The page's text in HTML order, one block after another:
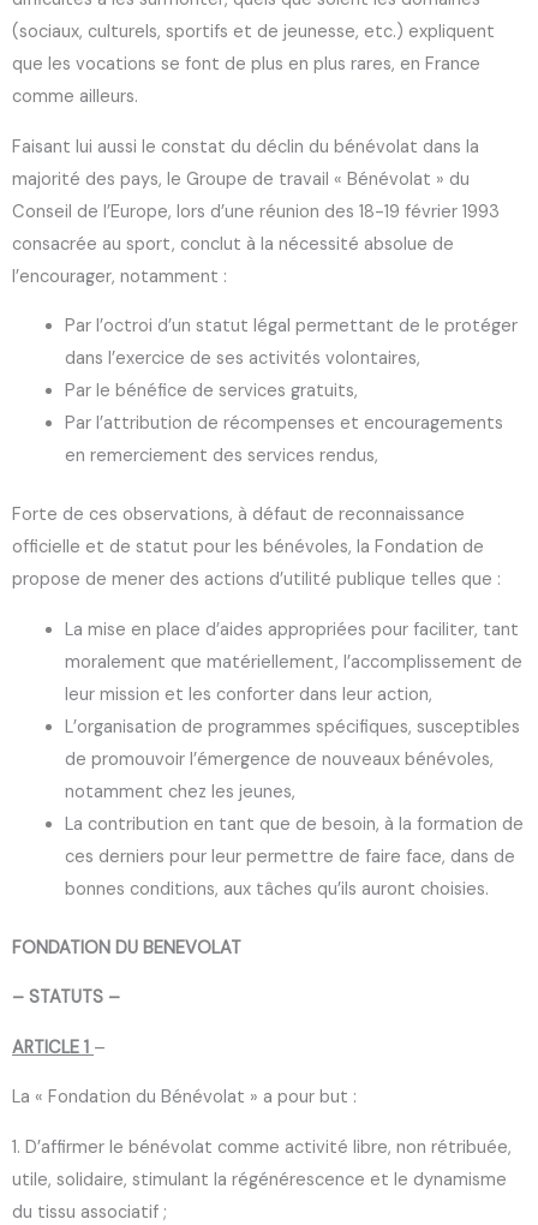
(sociaux, culturels, sportifs et de jeunesse, etc.) expliquent
que les vocations se font de plus en plus rares, en France
comme ailleurs.
Faisant lui aussi le constat du déclin du bénévolat dans la
majorité des pays, le Groupe de travail « Bénévolat » du
Conseil de l’Europe, lors d’une réunion des 18-19 février 1993
consacrée au sport, conclut à la nécessité absolue de
l’encourager, notamment :
Par l’octroi d’un statut légal permettant de le protéger
dans l’exercice de ses activités volontaires,
Par le bénéfice de services gratuits,
Par l’attribution de récompenses et encouragements
en remerciement des services rendus,
Forte de ces observations, à défaut de reconnaissance
officielle et de statut pour les bénévoles, la Fondation de
propose de mener des actions d’utilité publique telles que :
La mise en place d’aides appropriées pour faciliter, tant
moralement que matériellement, l’accomplissement de
leur mission et les conforter dans leur action,
L’organisation de programmes spécifiques, susceptibles
de promouvoir l’émergence de nouveaux bénévoles,
notamment chez les jeunes,
La contribution en tant que de besoin, à la formation de
ces derniers pour leur permettre de faire face, dans de
bonnes conditions, aux tâches qu’ils auront choisies.
FONDATION DU BENEVOLAT
– STATUTS –
ARTICLE 1 –
La « Fondation du Bénévolat » a pour but :
1. D’affirmer le bénévolat comme activité libre, non rétribuée,
utile, solidaire, stimulant la régénérescence et le dynamisme
du tissu associatif ;